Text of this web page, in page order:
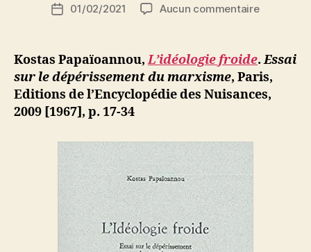
de
N
ji
b
Date01/02/2021 Aucun commentairesur
L’idéologie
froide.
Essai
Kostas Papaïoannou,L’idéologie froide.Essai
sur le dépérissement du marxisme, Paris,
Editions de l’Encyclopédie des Nuisances,
2009 [1967], p. 17-34